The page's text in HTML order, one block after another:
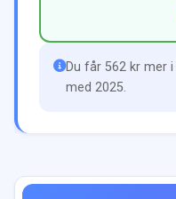
Du får 562 kr mer
med 2025.